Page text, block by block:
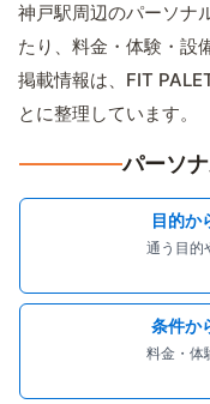
神戸駅周辺のパーソナ
たり、料金・体験・設
掲載情報は、FIT
とに整理しています。
パーソ
目的か
通う目的
条件か
料金・体